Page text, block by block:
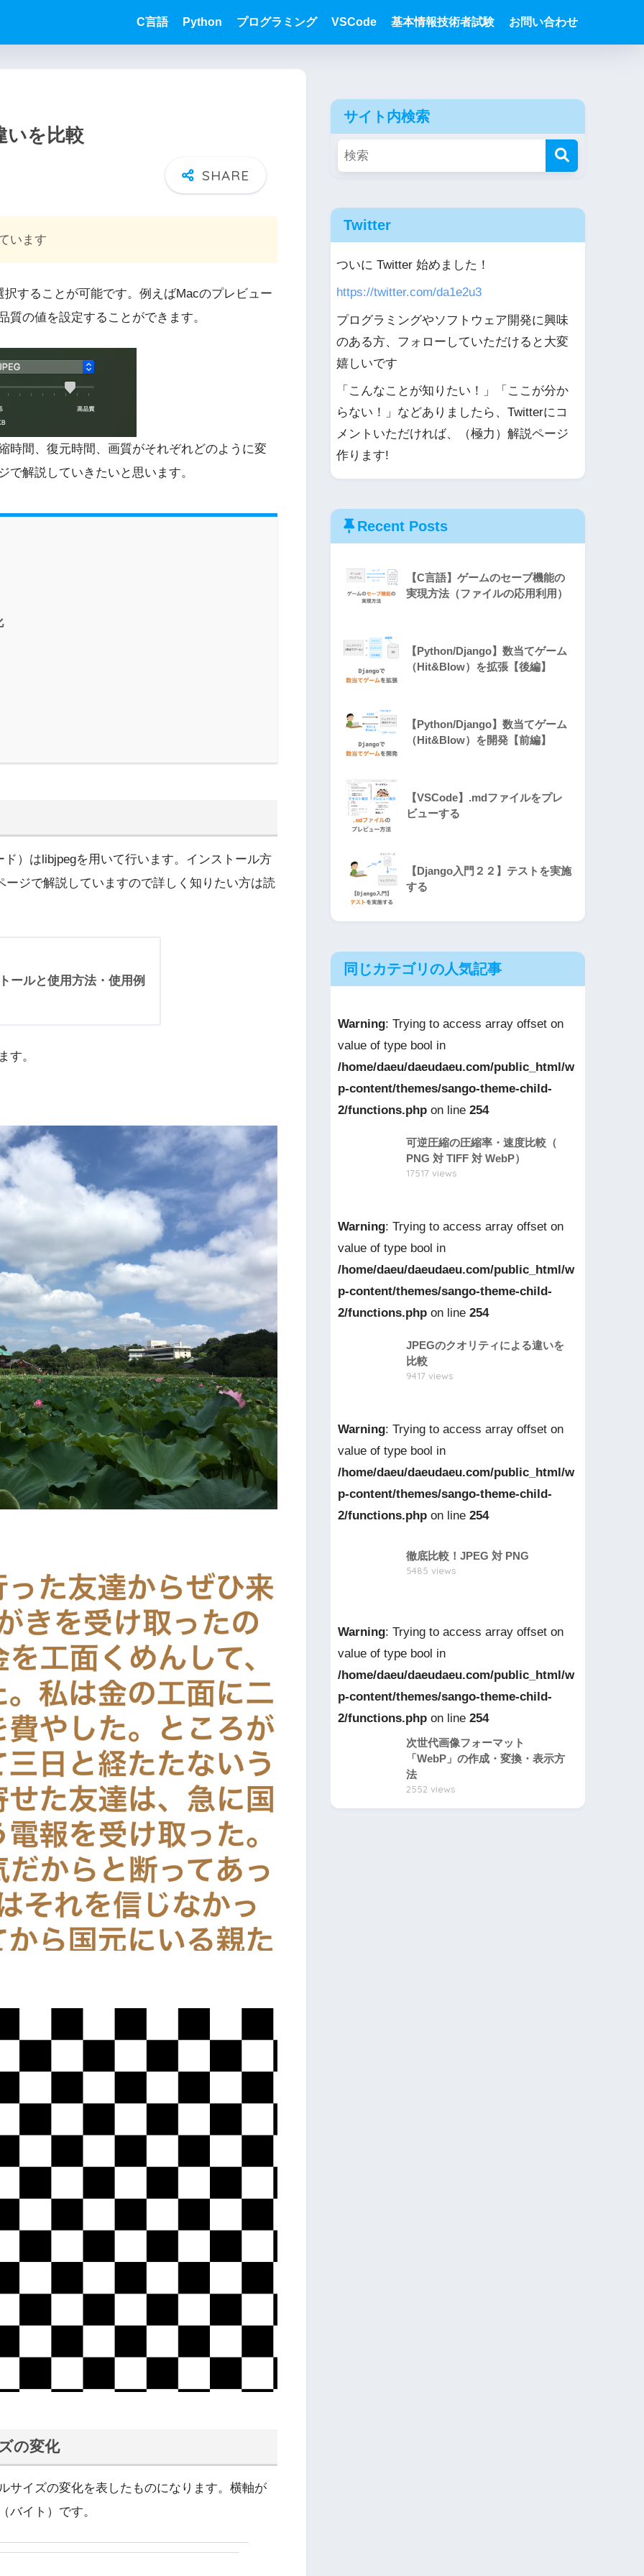
C言語 Python プログラミング VSCode 基本情報技術者試験 お問い合わせ
いを比較
います
することが可能です。例えばMacのプレビュー
の値を設定することができます。
時間、復元時間、画質がそれぞれどのように変
解説していきたいと思います。
）はlibjpegを用いて行います。インストール方
ジで解説していますので詳しく知りたい方は読
ールと使用方法・使用例
す。
の変化
サイズの変化を表したものになります。横軸が
バイト）です。
サイト内検索
Twitter
ついに Twitter 始めました！
https://twitter.com/da1e2u3
プログラミングやソフトウェア開発に興味
のある方、フォローしていただけると大変
嬉しいです
「こんなことが知りたい！」「ここが分か
らない！」などありましたら、Twitterにコ
メントいただければ、（極力）解説ページ
作ります!
Recent Posts
【C言語】ゲームのセーブ機能の
実現方法（ファイルの応用利用）
【Python/Django】数当てゲーム
（Hit&Blow）を拡張【後編】
【Python/Django】数当てゲーム
（Hit&Blow）を開発【前編】
【VSCode】.mdファイルをプレ
ビューする
【Django入門２２】テストを実施
する
同じカテゴリの人気記事
Warning: Trying to access array offset on
value of type bool in
/home/daeu/daeudaeu.com/public_html/w
p-content/themes/sango-theme-child-
2/functions.php on line 254
可逆圧縮の圧縮率・速度比較（
PNG 対 TIFF 対 WebP）
17517 views
Warning: Trying to access array offset on
value of type bool in
/home/daeu/daeudaeu.com/public_html/w
p-content/themes/sango-theme-child-
2/functions.php on line 254
JPEGのクオリティによる違いを
比較
9417 views
Warning: Trying to access array offset on
value of type bool in
/home/daeu/daeudaeu.com/public_html/w
p-content/themes/sango-theme-child-
2/functions.php on line 254
徹底比較！JPEG 対 PNG
5485 views
Warning: Trying to access array offset on
value of type bool in
/home/daeu/daeudaeu.com/public_html/w
p-content/themes/sango-theme-child-
2/functions.php on line 254
次世代画像フォーマット
「WebP」の作成・変換・表示方
法
2552 views